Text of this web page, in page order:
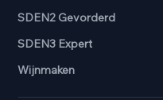
SDEN2 Gevorderd
SDEN3 Expert
Wijnmaken